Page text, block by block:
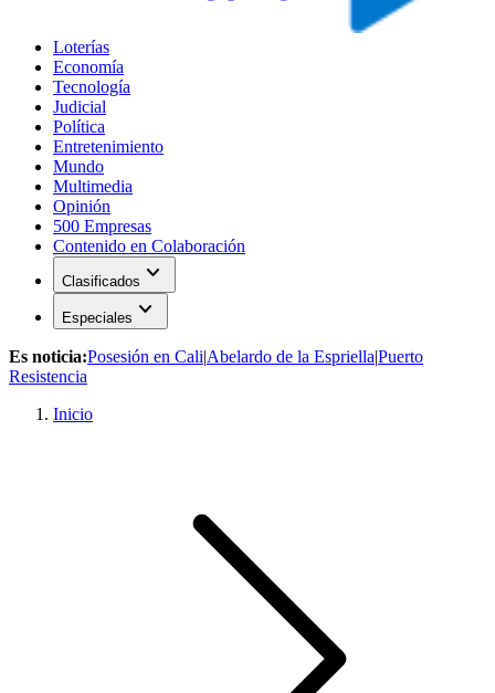
Loterías
Economía
Tecnología
Judicial
Política
Entretenimiento
Mundo
Multimedia
Opinión
500 Empresas
Contenido en Colaboración
Clasificados expand_more
Especiales expand_more
Es noticia:Posesión en Cali|Abelardo de la Espriella|Puerto
Resistencia
Inicio